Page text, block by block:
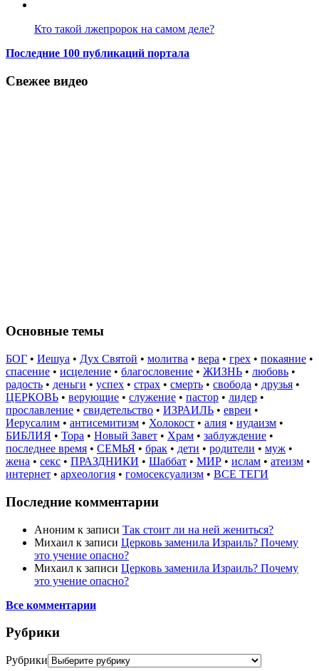
Кто такой лжепророк на самом деле?
Последние 100 публикаций портала
Свежее видео
Основные темы
БОГ • Иешуа • Дух Святой • молитва • вера • грех • покаяние •
спасение • исцеление • благословение • ЖИЗНЬ • любовь •
радость • деньги • успех • страх • смерть • свобода • друзья •
ЦЕРКОВЬ • верующие • служение • пастор • лидер •
прославление • свидетельство • ИЗРАИЛЬ • евреи •
Иерусалим • антисемитизм • Холокост • алия • иудаизм •
БИБЛИЯ • Тора • Новый Завет • Храм • заблуждение •
последнее время • СЕМЬЯ • брак • дети • родители • муж •
жена • секс • ПРАЗДНИКИ • Шаббат • МИР • ислам • атеизм •
интернет • археология • гомосексуализм • ВСЕ ТЕГИ
Последние комментарии
Аноним к записи Так стоит ли на ней жениться?
Михаил к записи Церковь заменила Израиль? Почему
это учение опасно?
Михаил к записи Церковь заменила Израиль? Почему
это учение опасно?
Все комментарии
Рубрики
Рубрики